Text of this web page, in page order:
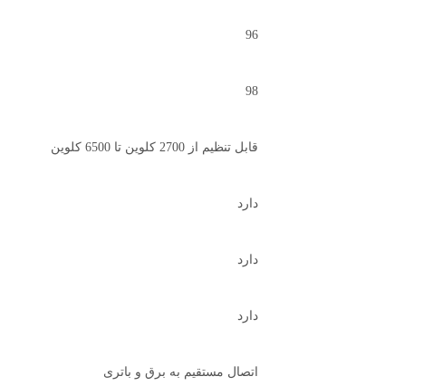
96
98
قابل تنظیم از 2700 کلوین تا 6500 کلوین
دارد
دارد
دارد
اتصال مستقیم به برق و باتری